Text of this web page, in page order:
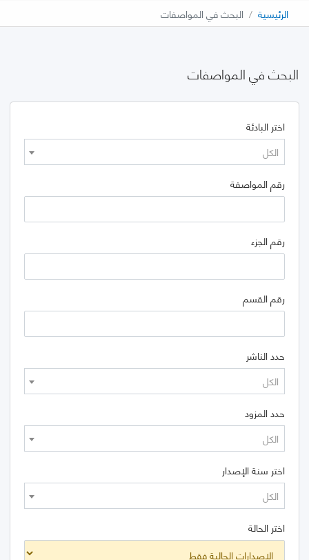
الرئيسية البحث في المواصفات
البحث في المواصفات
اختر البادئة
الكل
رقم المواصفة
رقم الجزء
رقم القسم
حدد الناشر
الكل
حدد المزود
الكل
اختر سنة الإصدار
الكل
اختر الحالة